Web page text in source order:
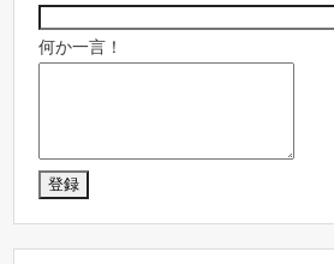
何か一言！